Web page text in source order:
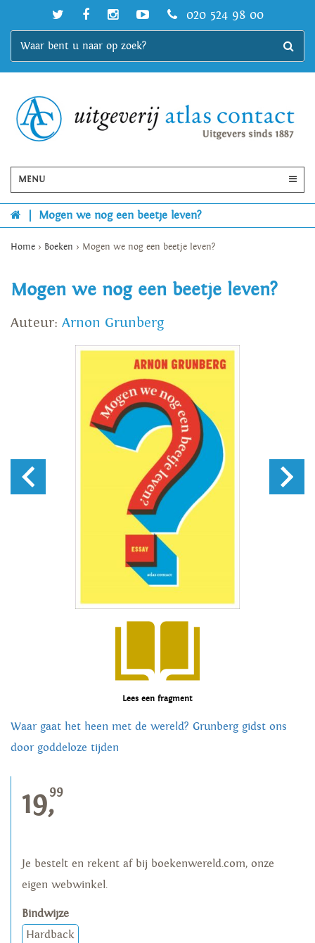
020 524 98 00
MENU
Mogen we nog een beetje leven?
Home > Boeken > Mogen we nog een beetje leven?
Mogen we nog een beetje leven?
Auteur: Arnon Grunberg
Lees een fragment
Waar gaat het heen met de wereld? Grunberg gidst ons
door goddeloze tijden
19,99
Je bestelt en rekent af bij boekenwereld.com, onze
eigen webwinkel.
Bindwijze
Hardback